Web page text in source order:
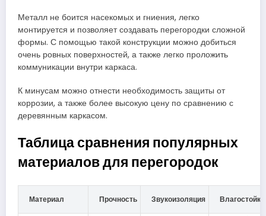
Металл не боится насекомых и гниения, легко
монтируется и позволяет создавать перегородки сложной
формы. С помощью такой конструкции можно добиться
очень ровных поверхностей, а также легко проложить
коммуникации внутри каркаса.
К минусам можно отнести необходимость защиты от
коррозии, а также более высокую цену по сравнению с
деревянным каркасом.
Таблица сравнения популярных
материалов для перегородок
Материал Прочность Звукоизоляция